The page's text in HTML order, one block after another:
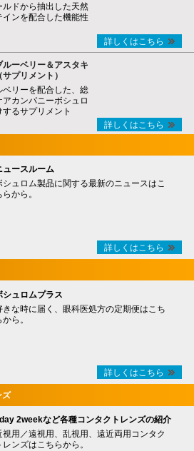
ルドから抽出した天然
インを配合した機能性
詳しくはこちら
ルーベリー＆アスタキ
プリメント）
ベリーを配合した、総
アカンパニーボシュロ
するサプリメント
詳しくはこちら
ュースルーム
シュロム製品に関する最新のニュースはこ
らから。
詳しくはこちら
シュロムプラス
きな時に届く、眼科医処方の定期便はこち
から。
詳しくはこちら
ズ
2weekなど各種コンタクトレンズの紹介
視用／遠視用、乱視用、遠近両用コンタク
レンズはこちらから。